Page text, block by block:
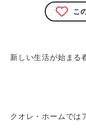
こ
新しい生活が始まる
クオレ・ホームでは